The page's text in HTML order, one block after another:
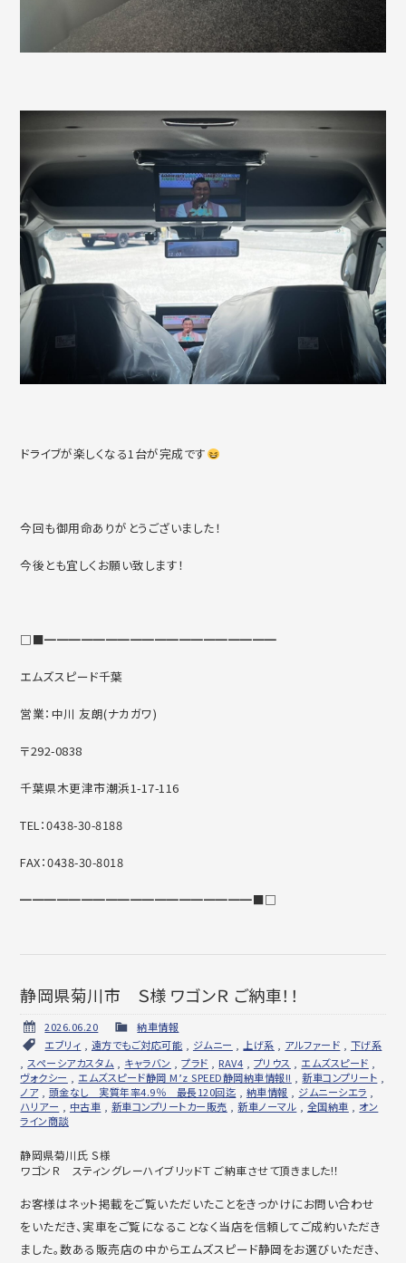
ドライブが楽しくなる1台が完成です
今回も御用命ありがとうございました！
今後とも宜しくお願い致します！
□■━━━━━━━━━━━━━━━━━━━
エムズスピード千葉
営業：中川 友朗(ナカガワ)
〒292-0838
千葉県木更津市潮浜1-17-116
TEL：0438-30-8188
FAX：0438-30-8018
━━━━━━━━━━━━━━━━━━━■□
静岡県菊川市 Ｓ様 ワゴンＲ ご納車！！
2026.06.20
納車情報
エブリィ
遠方でもご対応可能 ジムニー 上げ系 アルファード
下げ系
スペーシアカスタム キャラバン ,プラド RAV4 プリウス エムズスピード
ヴォクシー
エムズスピード静岡 M’z SPEED静岡納車情報!! ,新車コンプリート
ノア, 頭金なし 実質年率4.9％ 最長120回迄 納車情報 ジムニーシエラ
ハリアー
中古車 新車コンプリートカー販売 ,新車ノーマル 全国納車
オン
ライン商談
静岡県菊川氏 Ｓ様
ワゴンＲ スティングレーハイブリッドＴ ご納車させて頂きました!！
お客様はネット掲載をご覧いただいたことをきっかけにお問い合わせ
をいただき、実車をご覧になることなく当店を信頼してご成約いただき
ました。数ある販売店の中からエムズスピード静岡をお選びいただき、